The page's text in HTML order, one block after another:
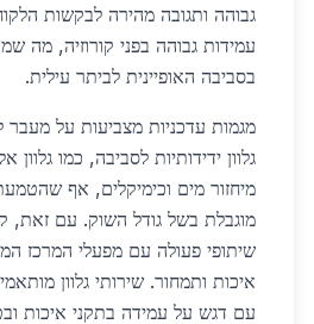
גבוהה ותגובה מהירה לבקשות
עמידות גבוהה בפני קורוזיה, מה
בסביבה האופיינית לביתר עילית.
מגמות עדכניות מצביעות על מעבר
גלוון ידידותיות לסביבה, כמו גלוון
מיחזור מים וכימיקלים, אף
מוגבלת בשל גודל השוק. עם זאת,
שיתופי פעולה עם מפעלי המרכז
איכות ותמחור. שירותי גלוון
עם דגש על עמידה בתקני איכות